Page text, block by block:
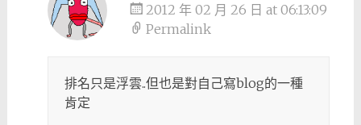
2012 年 02 月 26 日 at 06:13:09
Permalink
排名只是浮雲..但也是對自己寫blog的一種
肯定